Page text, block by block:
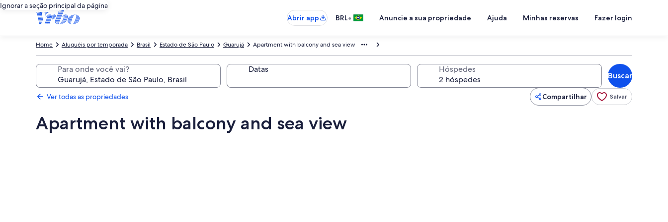
Ignorar a seção principal da página
Abrir app
BRL• Anuncie a sua propriedade Ajuda Minhas reservas Fazer login
Apartment with balcony and sea view
Guarujá
Estado de São Paulo
Brasil
Aluguéis por temporada
Home
Para onde você vai? Datas Hóspedes
Buscar
Ver todas as propriedades Compartilhar Salvar
Apartment with balcony and sea view